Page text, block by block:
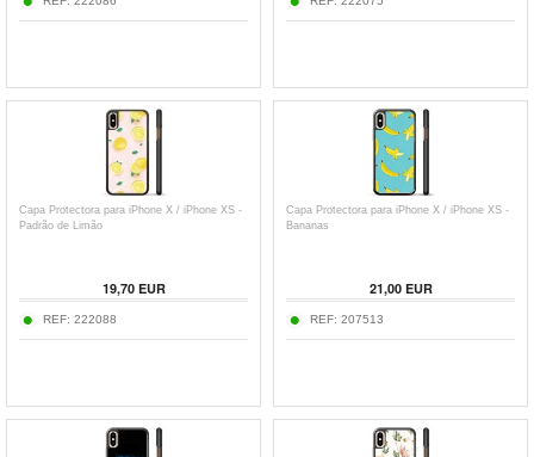
Capa Protectora para iPhone X / iPhone XS -
Padrão de Limão
19,70EUR
REF: 222088
Capa Protectora para iPhone X / iPhone XS -
Bananas
21,00EUR
REF: 207513